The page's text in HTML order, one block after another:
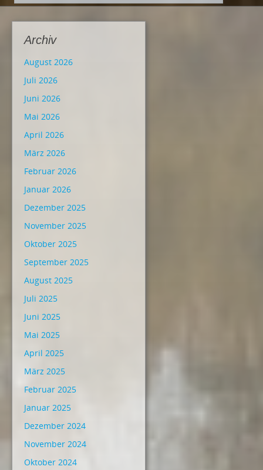
Archiv
August 2026
Juli 2026
Juni 2026
Mai 2026
April 2026
März 2026
Februar 2026
Januar 2026
Dezember 2025
November 2025
Oktober 2025
September 2025
August 2025
Juli 2025
Juni 2025
Mai 2025
April 2025
März 2025
Februar 2025
Januar 2025
Dezember 2024
November 2024
Oktober 2024